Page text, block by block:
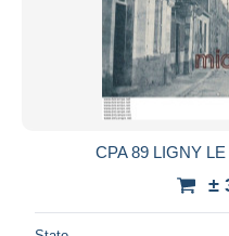
CPA 89 LIGNY
±